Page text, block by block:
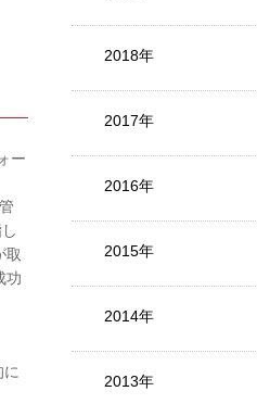
ー
取
功
2018年
2017年
2016年
2015年
2014年
2013年